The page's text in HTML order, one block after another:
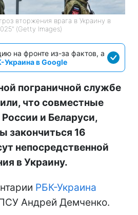
вторжения врага в Украину в
(Getty Images)
на фронте из-за фактов, а
Украина в Google
пограничной службе
что совместные
и Беларуси,
закончиться 16
непосредственной
в Украину.
РБК-Украина
Андрей Демченко.